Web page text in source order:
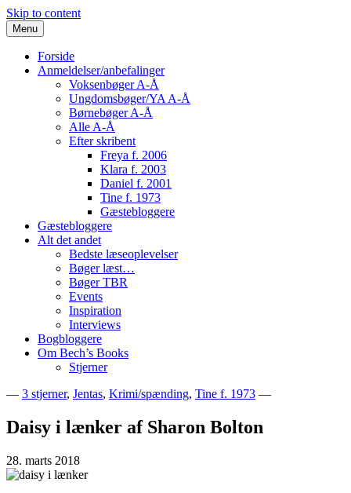
Skip to content
Menu
Forside
Anmeldelser/anbefalinger
Voksenbøger A-Å
Ungdomsbøger/YA A-Å
Børnebøger A-Å
Alle A-Å
Efter skribent
Freya f. 2006
Klara f. 2003
Daniel f. 2001
Tine f. 1973
Gæstebloggere
Gæstebloggere
Alt det andet
Bedste læseoplevelser
Bøger læst…
Bøger TBR
Events
Inspiration
Interviews
Bogbloggere
Om Bech’s Books
Stjerner
Bech's Books
— 3 stjerner, Jentas, Krimi/spænding, Tine f. 1973 —
Daisy i lænker af Sharon Bolton
28. marts 2018